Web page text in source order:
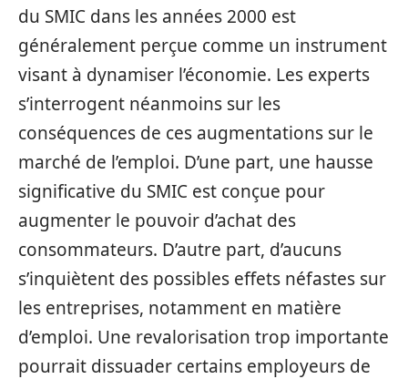
du SMIC dans les années 2000 est
généralement perçue comme un instrument
visant à dynamiser l’économie. Les experts
s’interrogent néanmoins sur les
conséquences de ces augmentations sur le
marché de l’emploi. D’une part, une hausse
significative du SMIC est conçue pour
augmenter le pouvoir d’achat des
consommateurs. D’autre part, d’aucuns
s’inquiètent des possibles effets néfastes sur
les entreprises, notamment en matière
d’emploi. Une revalorisation trop importante
pourrait dissuader certains employeurs de